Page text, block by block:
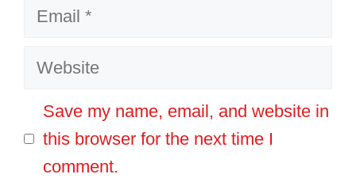
Email
Website
Save my name, email, and website in
this browser for the next time I
comment.